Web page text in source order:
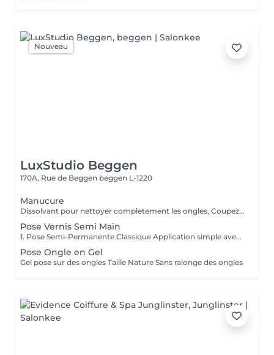
Nouveau
LuxStudio Beggen
170A, Rue de Beggen beggen L-1220
Manucure
Dissolvant pour nettoyer completement les ongles, Coupez et Modelez les ongles avec une lime, Mouillez les mains quelques minutes pour ramollir les cuticules, Pousses les Cuticules avec batone pour repousser doucement vers l'arrière et coupez les excès, Hydratez les Mains avec crème et les cuticules pour maintenir la peau douce, Appliquez une base transparent pour protéger les ongles. Attendez suffisamment de tempos pour sèche.
Pose Vernis Semi Main
1. Pose Semi-Permanente Classique Application simple avec une fine couche de base. Idéale pour celles qui souhaitent de la couleur, de la brillance et un léger renfort. Tenue moyenne 2 semaines. 2. Pose Semi + Renfort Combinaison d'une base classique avec une couche de renfort. Offre une meilleure résistance que le semi-permanent classique, parfaite pour les ongles naturels. Moyenne Tenue de 2 à 3 semaines. 3. Pose Semi + Fiber Ultra Base classique combinée à un gel enrichi en fibres, idéale pour les ongles fragiles ou nécessitant un renforcement supplémentaire. Tenue Moyenne 3 à 4 semaines.
Pose Ongle en Gel
Gel pose sur des ongles Taille Nature Sans ralonge des ongles